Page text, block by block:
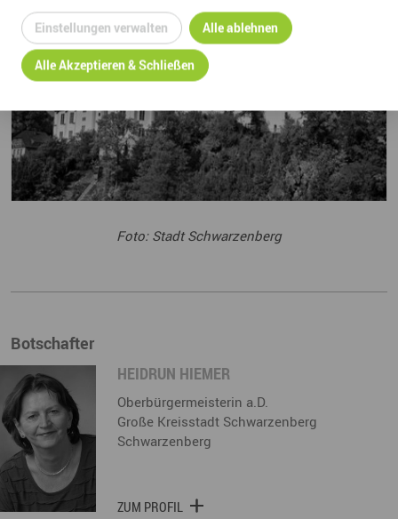
Foto: Stadt Schwarzenberg
Botschafter
HEIDRUN HIEMER
Oberbürgermeisterin a.D.
Große Kreisstadt Schwarzenberg
Schwarzenberg
ZUM PROFIL
Einstellungen verwalten Alle ablehnen
Alle Akzeptieren & Schließen